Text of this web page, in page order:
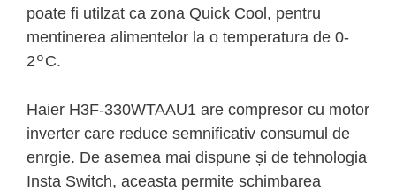
poate fi utilzat ca zona Quick Cool, pentru
mentinerea alimentelor la o temperatura de 0-
2ºC.
Haier H3F-330WTAAU1 are compresor cu motor
inverter care reduce semnificativ consumul de
enrgie. De asemea mai dispune și de tehnologia
Insta Switch, aceasta permite schimbarea